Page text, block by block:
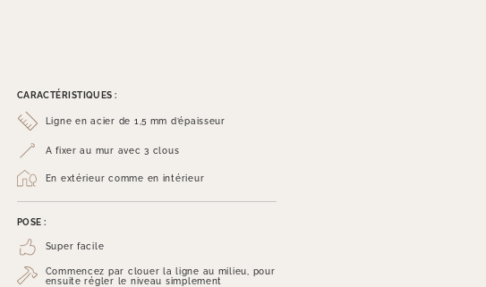
CARACTÉRISTIQUES :
Ligne en acier de 1,5 mm d’épaisseur
A fixer au mur avec 3 clous
En extérieur comme en intérieur
POSE :
Super facile
Commencez par clouer la ligne au milieu, pour
ensuite régler le niveau simplement